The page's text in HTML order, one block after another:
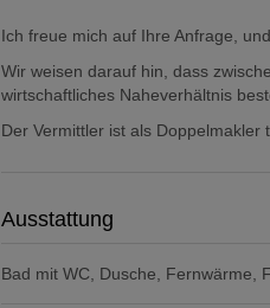
Ich freue mich auf Ihre Anfrage,
Wir weisen darauf hin, dass
wirtschaftliches Naheverhältnis
Der Vermittler ist als Doppelmakler
Ausstattung
Bad mit WC Dusche Fernwärme